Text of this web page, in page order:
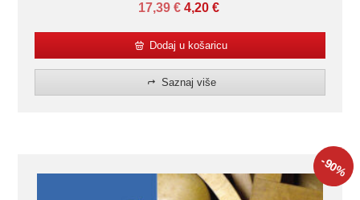
17,39€ 4,20 €
Dodaj u košaricu
Saznaj više
-90%